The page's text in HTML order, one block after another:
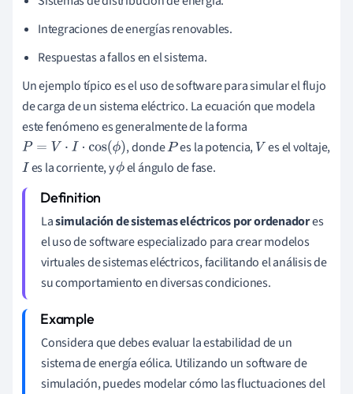
Integraciones de energías renovables.
Respuestas a fallos en el sistema.
Un ejemplo típico es el uso de software para simular el flujo
de carga de un sistema eléctrico. La ecuación que modela
este fenómeno es generalmente de la forma
P= V⋅I cos (ϕ ) , dondeP es la potencia, V es el voltaje,
I es la corriente, yϕel ángulo de fase.
Lasimulación de sistemas eléctricos por ordenadores
el uso de software especializado para crear modelos
virtuales de sistemas eléctricos, facilitando el análisis de
su comportamiento en diversas condiciones.
Considera que debes evaluar la estabilidad de un
sistema de energía eólica. Utilizando un software de
simulación, puedes modelar cómo las fluctuaciones del